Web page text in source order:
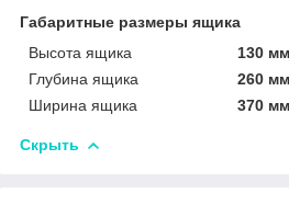
Габаритные размеры ящика
Высота ящика
130 мм
Глубина ящика
260 мм
Ширина ящика
370 мм
Скрыть